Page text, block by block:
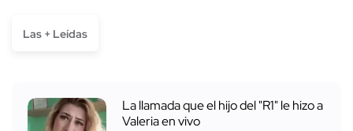
Las + Leídas
La llamada que el hijo del "R1" le hizo a
Valeria en vivo